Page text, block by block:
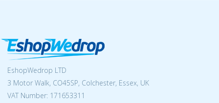
EshopWedrop LTD
3 Motor Walk, CO45SP, Colchester, Essex, UK
VAT Number: 171653311